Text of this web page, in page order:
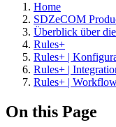
Home
SDZeCOM
Überblick über
Rules+
Rules+ |
Rules+ |
Rules+ |
On this Page